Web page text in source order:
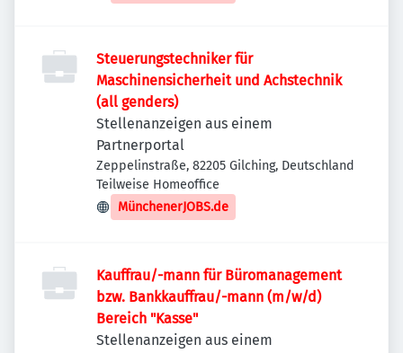
Steuerungstechniker für
Maschinensicherheit und Achstechnik
(all genders)
Stellenanzeigen aus einem
Partnerportal
Zeppelinstraße, 82205 Gilching, Deutschland
Teilweise Homeoffice
MünchenerJOBS.de
Kauffrau/-mann für Büromanagement
bzw. Bankkauffrau/-mann (m/w/d)
Bereich "Kasse"
Stellenanzeigen aus einem